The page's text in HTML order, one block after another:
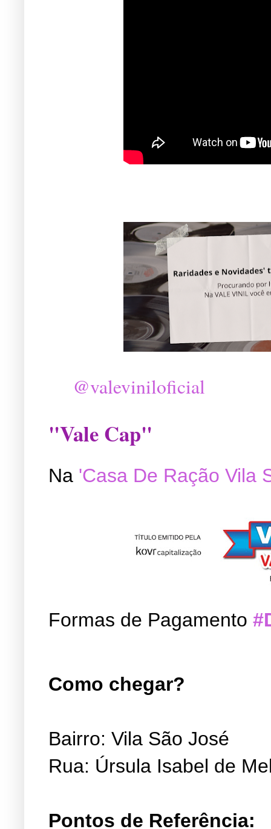
@valeviniloficial
"Vale Cap"
Na 'Casa De Ração Vila
Formas de Pagamento
Como chegar?
Bairro: Vila São José
Rua: Úrsula Isabel de
Pontos de Referência: